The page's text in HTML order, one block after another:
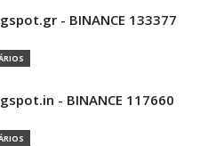
- BINANCE 133377
- BINANCE 117660